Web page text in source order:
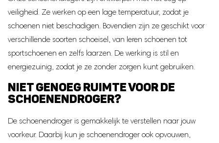
veiligheid. Ze werken op een lage temperatuur, zodat je
schoenen niet beschadigen. Bovendien zijn ze geschikt voor
verschillende soorten schoeisel, van leren schoenen tot
sportschoenen en zelfs laarzen. De werking is stil en
energiezuinig, zodat je ze zonder zorgen kunt gebruiken.
NIET GENOEG RUIMTE VOOR DE
SCHOENENDROGER?
De schoenendroger is gemakkelijk te verstellen naar jouw
voorkeur. Daarbij kun je schoenendroger ook opvouwen,